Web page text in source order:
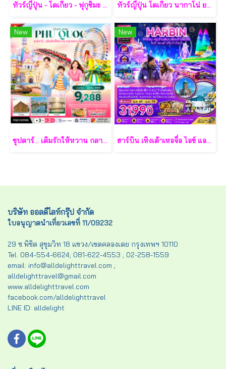
ทัวร์ญี่ปุ่น - โตเกียว - ฟุกุชิมะ - ยามากะตะ - เซนได 7 วัน - TG ทัวร์ญี่ปุ่น โตเกียว นากาโน่ ยามานาชิ 7 วัน - TG
New
ซุปตาร์... เติมรักให้หวาน กลางเกาะฟูก๊วก 3 วัน 2 คืน - VZ
New
ฮาร์บิน เหิงเต้าเหอจื่อ ไอซ์ แอนด์ สโนว์ เวิล์ด 7 วัน 5 คืน-XJ
บริษัท ออลดีไลท์กรุ๊ป จำกัด
ใบอนุญาตนำเที่ยวเลขที่ 11/09232
29 ซ.พิชิต สุขุมวิท 18 แขวง/เขตคลองเตย กรุงเทพฯ 10110
Tel. 084-554-6624; 081-622-4553 ; 02-258-1559
email: info@alldelighttravel.com ;
alldelighttravel@gmail.com
www.alldelighttravel.com
facebook.com/alldelighttravel
LINE ID: alldelight